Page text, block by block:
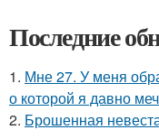
Последние
1. Мне 27. У меня
о которой я давно
2. Брошенная